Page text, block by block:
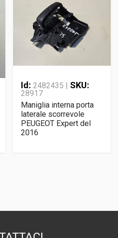
Id: 2482435 | SKU:
28917
Maniglia interna porta
laterale scorrevole
PEUGEOT Expert del
2016